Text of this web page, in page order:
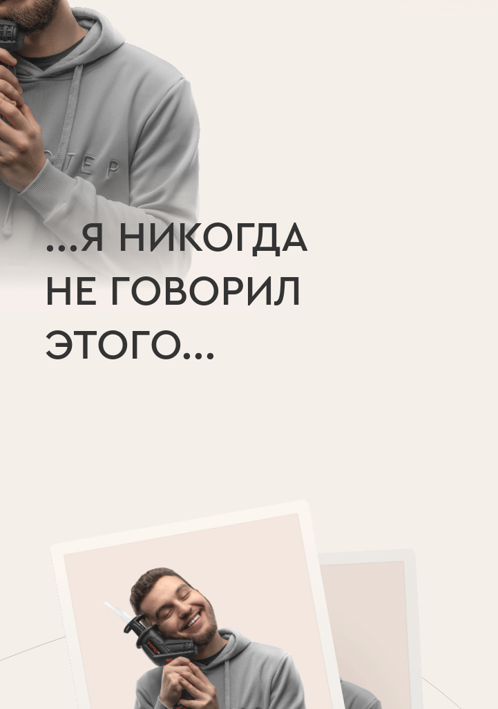
...Я НИКОГДА
НЕ ГОВОРИЛ
ЭТОГО...